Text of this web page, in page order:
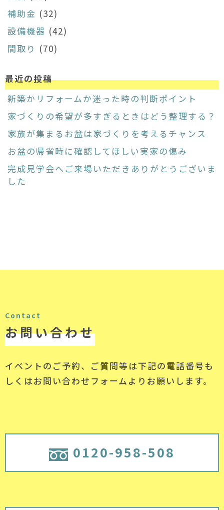
補助金 (32)
設備機器 (42)
間取り (70)
最近の投稿
新築かリフォームか迷った時の判断ポイント
家づくりの希望が多すぎるときはどう整理する？
家族が集まるお盆は家づくりを考えるチャンス
お盆の帰省時に確認してほしい実家の傷み
完成見学会へご来場いただきありがとうございま
した
Contact
お問い合わせ
イベントのご予約、ご質問等は下記の電話番号も
しくはお問い合わせフォームよりお願いします。
0120-958-508